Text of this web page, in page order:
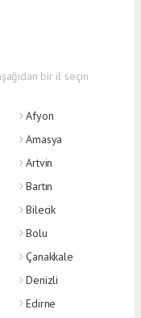
bir il seçin
Afyon
Amasya
Artvin
Bartın
Bilecik
Bolu
Çanakkale
Denizli
Edirne